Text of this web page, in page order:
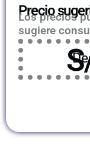
Precio
Los precios
sugiere